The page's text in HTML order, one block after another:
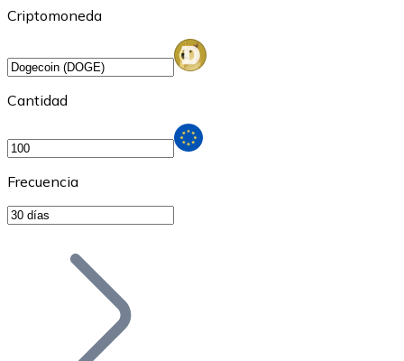
Criptomoneda
Cantidad
Frecuencia